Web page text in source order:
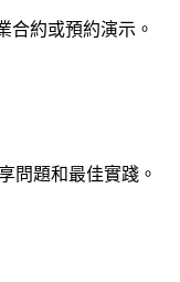
合約或預約演示。
問題和最佳實踐。